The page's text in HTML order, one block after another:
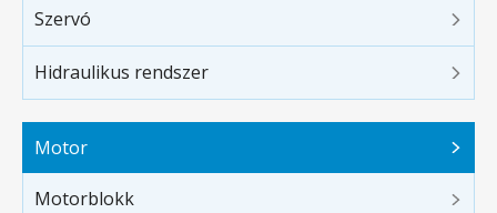
Szervó
Hidraulikus rendszer
Motor
Motorblokk